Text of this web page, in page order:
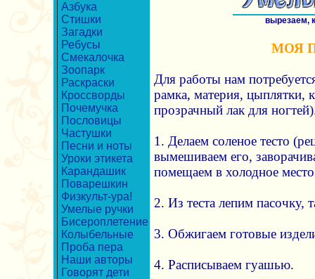
Азбука
Стишки
Загадки
Ребусы
Смекалочка
Зоопарк
Раскраски
Кроссворды
Почемучка
Пословицы
Частушки
Песни и ноты
Уроки этикета
Карандашик
Поварешкин
Физкульт-ура!
Умелые ручки
Бисероплетение
Колыбельные
Проба пера
Наши авторы
Говорят дети
вырезаем,
МОЯ
Для работы нам
рамка, материя, цыплятки,
прозрачный лак для
1. Делаем соленое тесто
вымешиваем его,
помещаем в холодное
2. Из теста лепим пасочку,
3. Обжигаем готовые
4. Расписываем гуашью.